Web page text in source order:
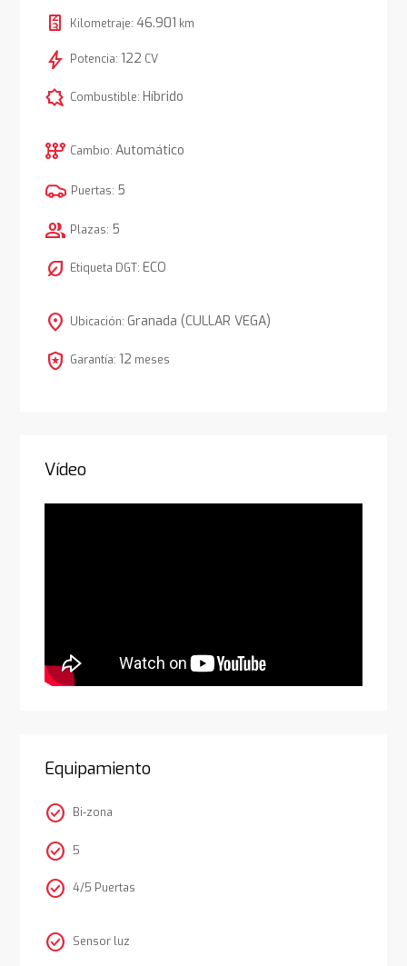
Kilometraje: 46.901 km
bolt Potencia: 122 CV
comic_bubble Combustible: Híbrido
auto_transmission Cambio: Automático
Puertas: 5
group Plazas: 5
nest_eco_leaf Etiqueta DGT: ECO
location_on Ubicación: Granada (CULLAR VEGA)
local_police Garantía: 12 meses
Vídeo
Equipamiento
check_circle Bi-zona
check_circle 5
check_circle 4/5 Puertas
check_circle Sensor luz